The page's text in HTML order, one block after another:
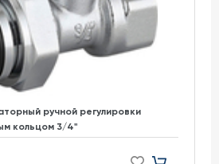
ручной регулировки
кольцом 3/4"